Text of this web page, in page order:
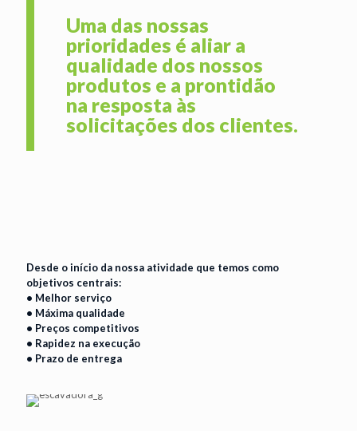
Uma das nossas
prioridades é aliar a
qualidade dos nossos
produtos e a prontidão
na resposta às
solicitações dos clientes.
Desde o início da nossa atividade que temos como
objetivos centrais:
• Melhor serviço
• Máxima qualidade
• Preços competitivos
• Rapidez na execução
• Prazo de entrega